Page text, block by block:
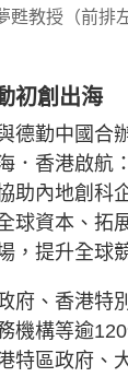
甦教授（前排
初創出海
德勤中國合
．香港啟航
助內地創科
球資本、拓
，提升全球
府、香港特
機構等逾
特區政府、